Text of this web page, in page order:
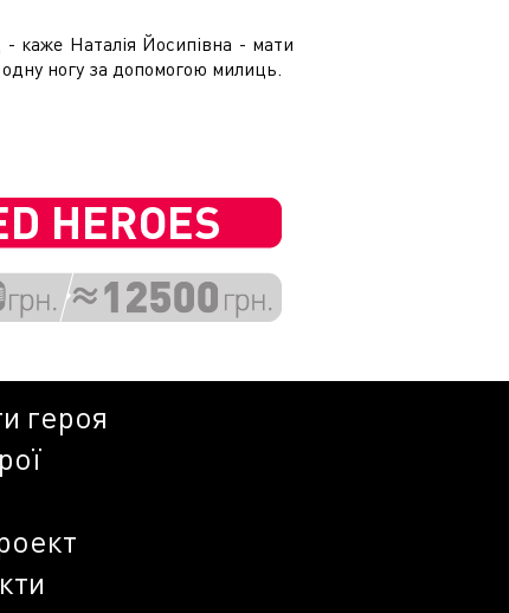
- каже Наталія Йосипівна - мати
ногу за допомогою милиць.
героя